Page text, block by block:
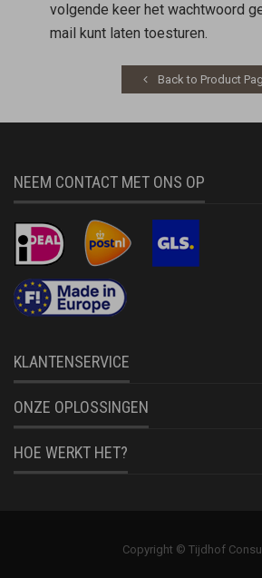
volgende keer het wachtwoord
mail kunt laten toesturen.
Back to Product
NEEM CONTACT MET ONS OP
KLANTENSERVICE
ONZE OPLOSSINGEN
HOE WERKT HET?
Copyright © Tijdhof